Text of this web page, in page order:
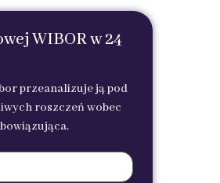
WIBOR w 24
przeanalizuje ją pod
roszczeń wobec